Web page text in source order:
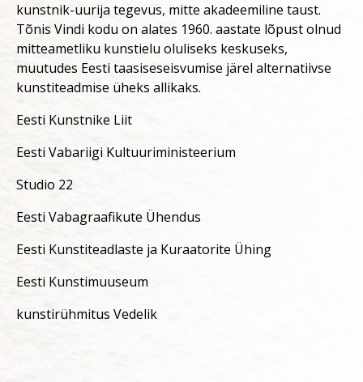
kunstnik-uurija tegevus, mitte akadeemiline taust.
Tõnis Vindi kodu on alates 1960. aastate lõpust olnud
mitteametliku kunstielu oluliseks keskuseks,
muutudes Eesti taasiseseisvumise järel alternatiivse
kunstiteadmise üheks allikaks.
Eesti Kunstnike Liit
Eesti Vabariigi Kultuuriministeerium
Studio 22
Eesti Vabagraafikute Ühendus
Eesti Kunstiteadlaste ja Kuraatorite Ühing
Eesti Kunstimuuseum
kunstirühmitus Vedelik